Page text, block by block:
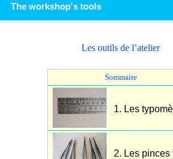
The workshop's tools
Les outils de l’atelier
Sommaire
1. Les
2. Les pinces